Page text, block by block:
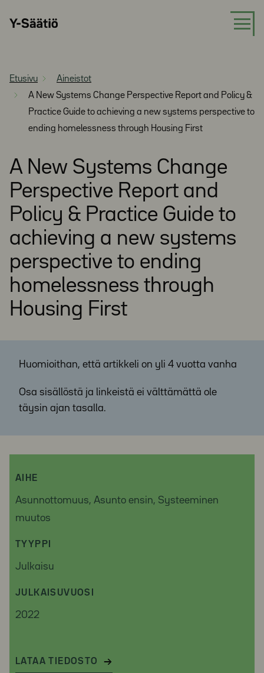
suoraan
Y-
Etusivu
Aineistot
A New Systems Change Perspective Report and Policy &
Practice Guide to achieving a new systems perspective to
ending homelessness through Housing First
A New Systems Change
Perspective Report and
Policy & Practice Guide to
achieving a new systems
perspective to ending
homelessness through
Housing First
Huomioithan, että artikkeli on yli 4 vuotta vanha
Osa sisällöstä ja linkeistä ei välttämättä ole
täysin ajan tasalla.
AIHE
Asunnottomuus, Asunto ensin, Systeeminen
muutos
TYYPPI
Julkaisu
JULKAISUVUOSI
2022
LATAA TIEDOSTO